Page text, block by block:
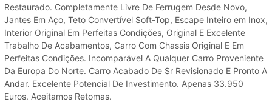
Restaurado. Completamente Livre De Ferrugem Desde Novo,
Jantes Em Aço, Teto Convertível Soft-Top, Escape Inteiro em Inox,
Interior Original Em Perfeitas Condições, Original E Excelente
Trabalho De Acabamentos, Carro Com Chassis Original E Em
Perfeitas Condições. Incomparável A Qualquer Carro Proveniente
Da Europa Do Norte. Carro Acabado De Sr Revisionado E Pronto A
Andar. Excelente Potencial De Investimento. Apenas 33.950
Euros. Aceitamos Retomas.